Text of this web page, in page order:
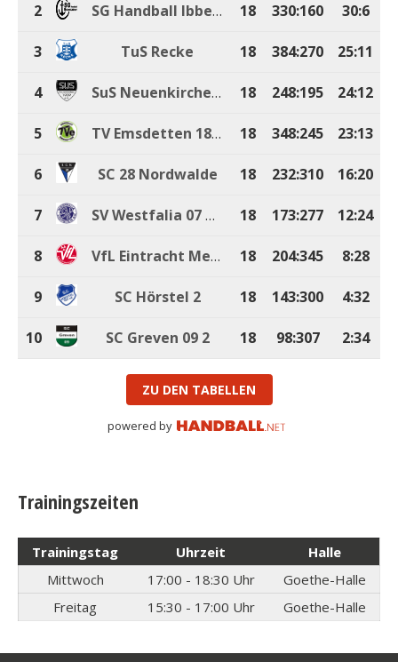
2 SG Handball Ibbenbüren 18 330:160 30:6
3 TuS Recke 18 384:270 25:11
4 SuS Neuenkirchen 09 2 18 248:195 24:12
5 TV Emsdetten 1898 2 18 348:245 23:13
6 SC 28 Nordwalde 18 232:310 16:20
7 SV Westfalia 07 Hopsten 18 173:277 12:24
8 VfL Eintracht Mettingen 2 18 204:345 8:28
9 SC Hörstel 2 18 143:300 4:32
10 SC Greven 09 2 18 98:307 2:34
ZU DEN TABELLEN
powered by
Trainingszeiten
Trainingstag Uhrzeit
Halle
Mittwoch
17:00 - 18:30 Uhr
Goethe-Halle
Freitag
15:30 - 17:00 Uhr Goethe-Halle